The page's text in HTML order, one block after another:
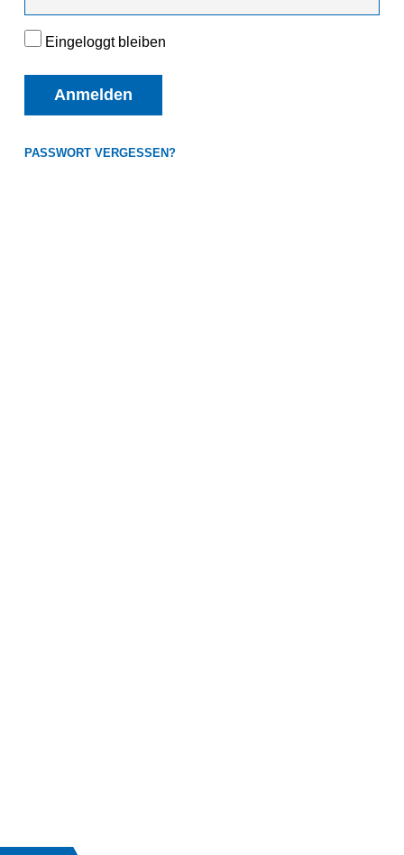
Eingeloggt bleiben
Anmelden
PASSWORT VERGESSEN?